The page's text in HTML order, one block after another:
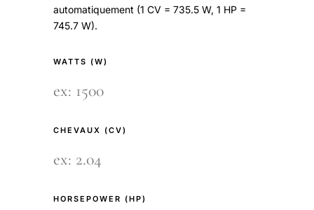
automatiquement (1 CV = 735.5 W, 1 HP =
745.7 W).
WATTS (W)
CHEVAUX (CV)
HORSEPOWER (HP)